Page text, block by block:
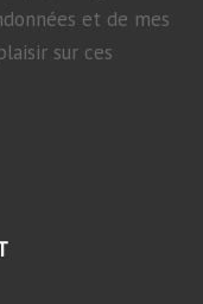
et de mes
sur ces